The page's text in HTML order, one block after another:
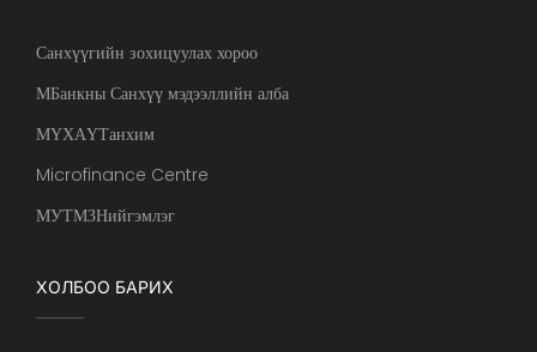
Санхүүгийн зохицуулах хороо
МБанкны Санхүү мэдээллийн алба
МҮХАҮТанхим
Microfinance Centre
МУТМЗНийгэмлэг
ХОЛБОО БАРИХ